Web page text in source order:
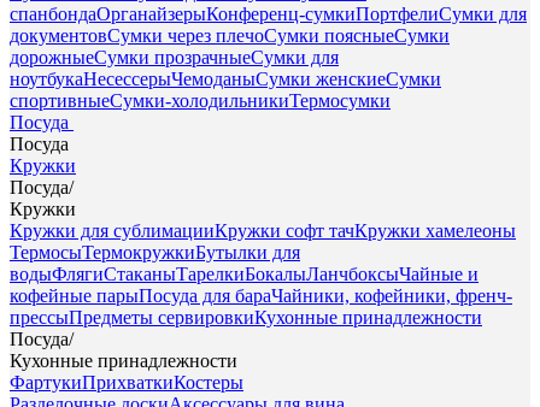
спанбондаОрганайзерыКонференц-сумкиПортфелиСумки для
документовСумки через плечоСумки поясныеСумки
дорожныеСумки прозрачныеСумки для
ноутбукаНесессерыЧемоданыСумки женскиеСумки
спортивныеСумки-холодильникиТермосумки
Посуда
Посуда
Кружки
Посуда/
Кружки
Кружки для сублимацииКружки софт тачКружки хамелеоны
ТермосыТермокружкиБутылки для
водыФлягиСтаканыТарелкиБокалыЛанчбоксыЧайные и
кофейные парыПосуда для бараЧайники, кофейники, френч-
прессыПредметы сервировкиКухонные принадлежности
Посуда/
Кухонные принадлежности
ФартукиПрихваткиКостеры